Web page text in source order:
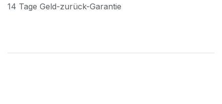
14 Tage Geld-zurück-Garantie